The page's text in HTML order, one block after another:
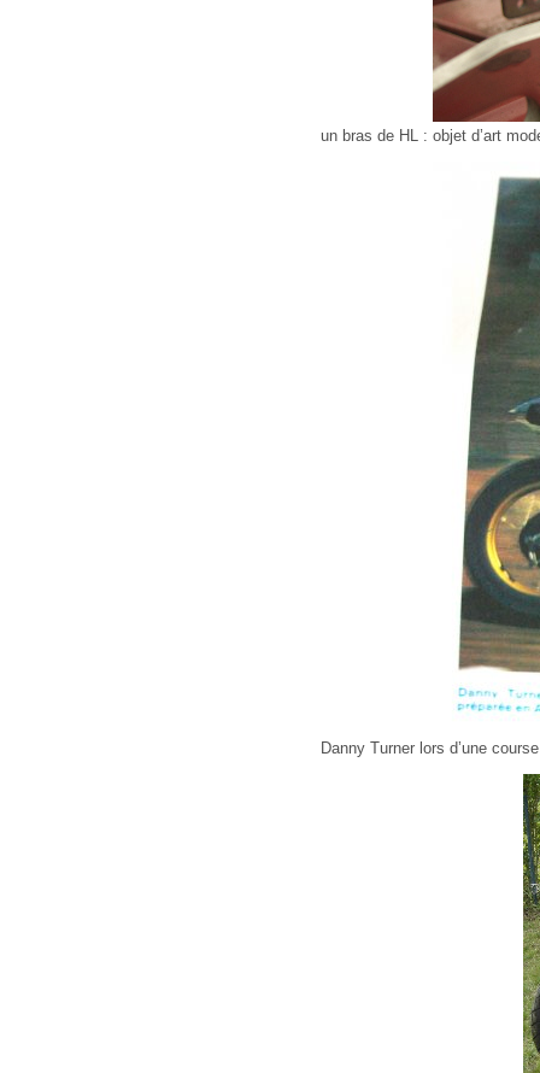
un bras de HL : objet d’art
Danny Turner lors d’une